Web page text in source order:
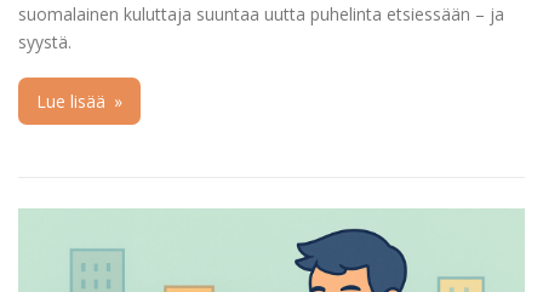
suomalainen kuluttaja suuntaa uutta puhelinta etsiessään – ja
syystä.
Lue lisää »